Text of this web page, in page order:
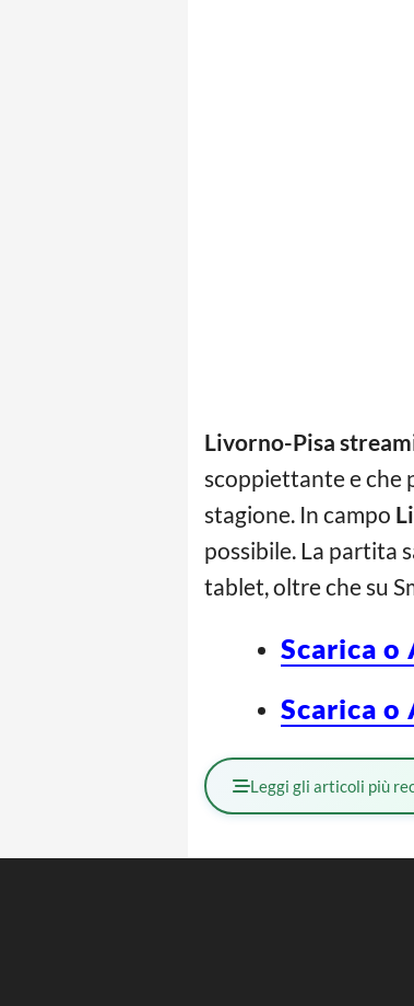
Livorno-Pisa
scoppiettante e che
stagione. In campo
possibile. La partita
tablet, oltre che su
Scarica o
Scarica o
Leggi gli articoli più